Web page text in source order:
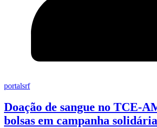
portalsrf
Doação de sangue no TCE-
bolsas em campanha solidária